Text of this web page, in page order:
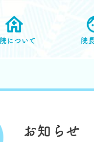
について 院
お知らせ